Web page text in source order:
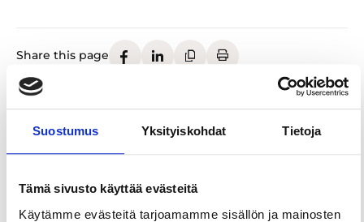
Suostumus Yksityiskohdat Tietoja
Tämä sivusto käyttää evästeitä
Käytämme evästeitä tarjoamamme sisällön ja mainosten
Share this page
Located in the heart of Tampere, Tullintori brings
together a vibrant mix of the city’s best
restaurants, local cafés, specialty shops and
essentials, including grocery stores, a pharmacy
and ATMs, all under one roof.